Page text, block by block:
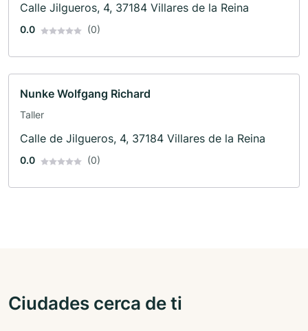
Calle Jilgueros, 4, 37184 Villares de la Reina
0.0 (0)
Nunke Wolfgang Richard
Taller
Calle de Jilgueros, 4, 37184 Villares de la Reina
0.0 (0)
Ciudades cerca de ti